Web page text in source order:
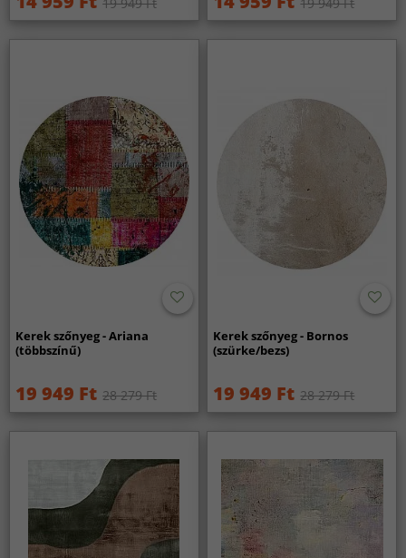
Kerek szőnyeg - Ariana
(többszínű)
19 949 Ft 28 279 Ft
Kerek szőnyeg - Bornos
(szürke/bezs)
19 949 Ft 28 279 Ft